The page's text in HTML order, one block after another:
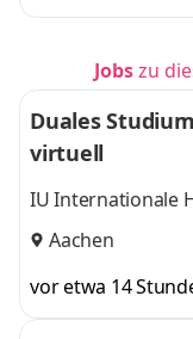
Jobszu
Duales
virtuell
IU Internationale
Aachen
vor etwa 14